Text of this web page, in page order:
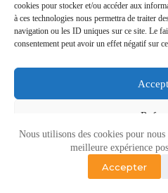
cookies pour stocker et/ou accéder aux
à ces technologies nous permettra de traiter
navigation ou les ID uniques sur ce site. Le
consentement peut avoir un effet négatif sur
Refuser
Voir les
Politique de cookies
Nous utilisons des cookies pour
meilleure expérience
Accepter